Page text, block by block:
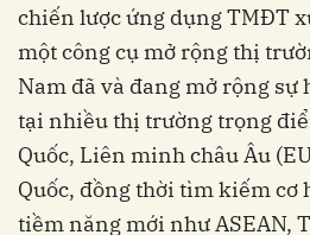
chiến lược ứng dụng TMĐT
một công cụ mở rộng thị
Nam đã và đang mở rộng
tại nhiều thị trường trọng
Quốc, Liên minh châu Âu
Quốc, đồng thời tìm kiếm cơ
tiềm năng mới như ASEAN,